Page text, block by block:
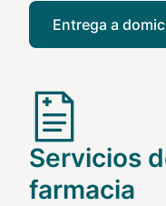
Entrega a
Servicios
farmacia